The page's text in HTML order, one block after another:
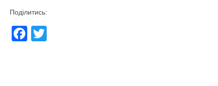
Поділитись:
F